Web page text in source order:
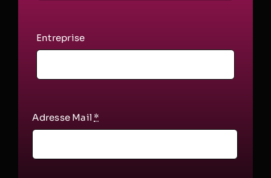
Entreprise
Adresse Mail *